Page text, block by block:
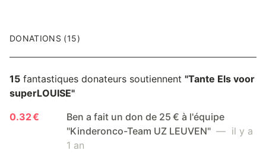
DONATIONS (15)
15 fantastiques donateurs soutiennent "Tante Els voor
superLOUISE"
0.32 €
Ben a fait un don de 25 € à l'équipe
"Kinderonco-Team UZ LEUVEN" — il y a
1 an